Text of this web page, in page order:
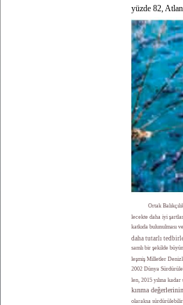
Ortak
lecekte daha iyi
katkıda bulunulması
daha tutarlı
samlı bir şekilde
leşmiş Milletler
2002 Dünya
len, 2015 yılına
kınma
olaraksa
yüzde 82,